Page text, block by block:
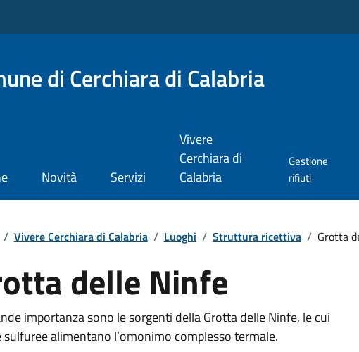
di Cerchiara di Calabria
Novità Servizi
Vivere
Cerchiara di
Calabria
Gestione
rifiuti
/ Vivere Cerchiara di Calabria / Luoghi / Struttura ricettiva / Grotta
delle Ninfe
importanza sono le sorgenti della Grotta delle Ninfe, le cui
sulfuree alimentano l’omonimo complesso termale.